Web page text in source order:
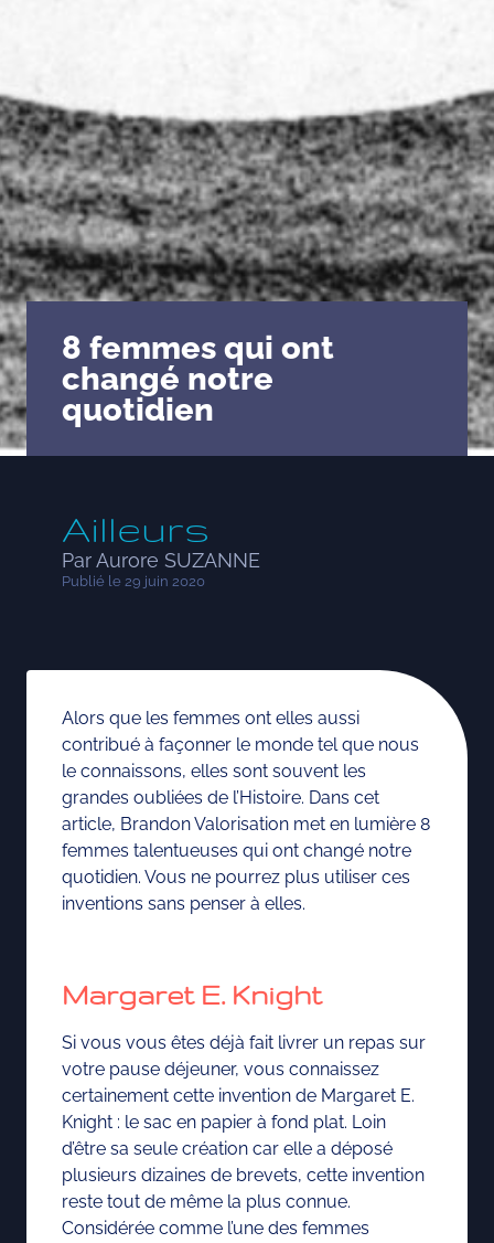
8 femmes qui ont
changé notre
quotidien
Ailleurs
Par Aurore SUZANNE
Publié le 29 juin 2020
Alors que les femmes ont elles aussi
contribué à façonner le monde tel que nous
le connaissons, elles sont souvent les
grandes oubliées de l’Histoire. Dans cet
article, Brandon Valorisation met en lumière 8
femmes talentueuses qui ont changé notre
quotidien. Vous ne pourrez plus utiliser ces
inventions sans penser à elles.
Margaret E. Knight
Si vous vous êtes déjà fait livrer un repas sur
votre pause déjeuner, vous connaissez
certainement cette invention de Margaret E.
Knight : le sac en papier à fond plat. Loin
d’être sa seule création car elle a déposé
plusieurs dizaines de brevets, cette invention
reste tout de même la plus connue.
Considérée comme l’une des femmes